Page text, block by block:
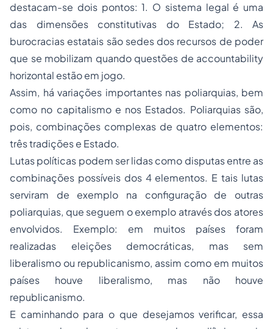
destacam-se dois pontos: 1. O sistema legal é uma
das dimensões constitutivas do Estado; 2. As
burocracias estatais são sedes dos recursos de poder
que se mobilizam quando questões de accountability
horizontal estão em jogo.
Assim, há variações importantes nas poliarquias, bem
como no capitalismo e nos Estados. Poliarquias são,
pois, combinações complexas de quatro elementos:
três tradições e Estado.
Lutas políticas podem ser lidas como disputas entre as
combinações possíveis dos 4 elementos. E tais lutas
serviram de exemplo na configuração de outras
poliarquias, que seguem o exemplo através dos atores
envolvidos. Exemplo: em muitos países foram
realizadas eleições democráticas, mas sem
liberalismo ou republicanismo, assim como em muitos
países houve liberalismo, mas não houve
republicanismo.
E caminhando para o que desejamos verificar, essa